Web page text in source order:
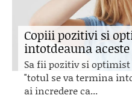
Copiii pozitivi si
intotdeauna
Sa fii pozitiv si
"totul se va termina
ai incredere ca...